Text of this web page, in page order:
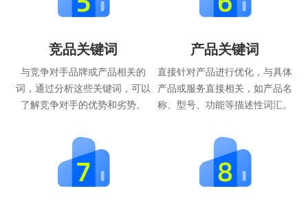
竞品关键词
与竞争对手品牌或产品相关的
词，通过分析这些关键词，可以
了解竞争对手的优势和劣势。
产品关键词
直接针对产品进行优化，与具体
产品或服务直接相关，如产品名
称、型号、功能等描述性词汇。